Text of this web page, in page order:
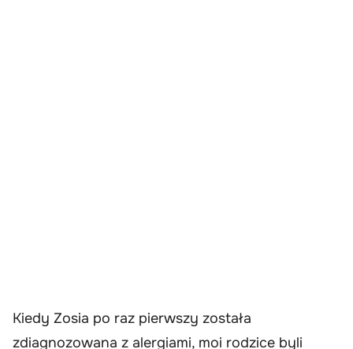
Kiedy Zosia po raz pierwszy została
zdiagnozowana z alergiami, moi rodzice byli